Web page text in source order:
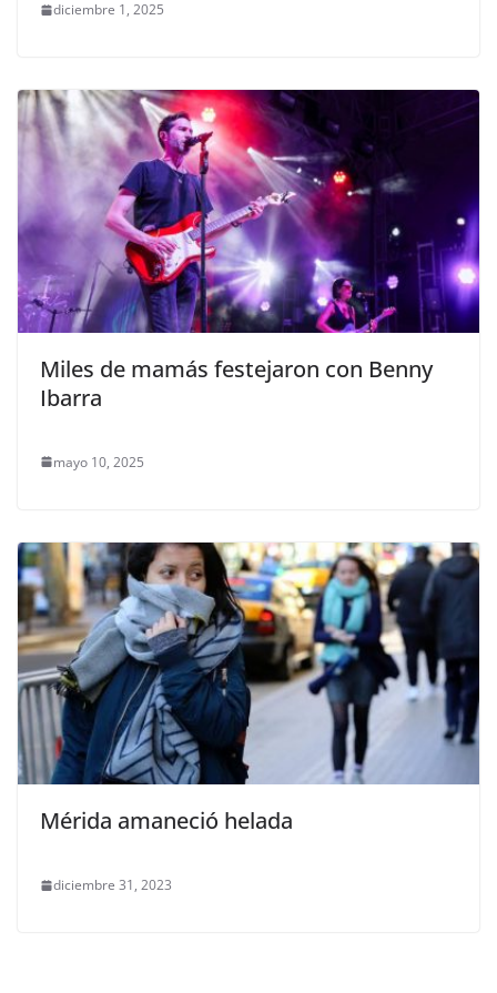
diciembre 1, 2025
Miles de mamás festejaron con Benny
Ibarra
mayo 10, 2025
Mérida amaneció helada
diciembre 31, 2023